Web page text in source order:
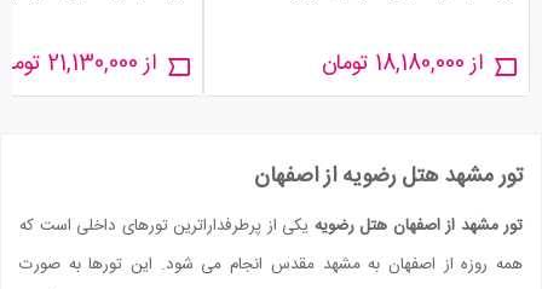
از 18,180,000 تومان از 21,130,000 تومان
تور مشهد هتل رضویه از اصفهان
تور مشهد از اصفهان هتل رضویه یکی از پرطرفدارا‌ترین تور‌های داخلی است که
همه روزه از اصفهان به مشهد مقدس انجام می شود. این تور‌ها به صورت